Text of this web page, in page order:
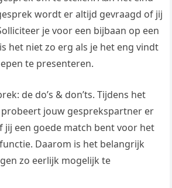
wordt er altijd gevraagd of jij
je voor een bijbaan op een
het niet zo erg als je het eng vindt
te presenteren.
de do’s & don’ts. Tijdens het
jouw gesprekspartner er
jij een goede match bent voor het
Daarom is het belangrijk
zo eerlijk mogelijk te